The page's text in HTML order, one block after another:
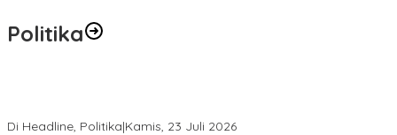
Politika
Di Headline, Politika|Kamis, 23 Juli 2026